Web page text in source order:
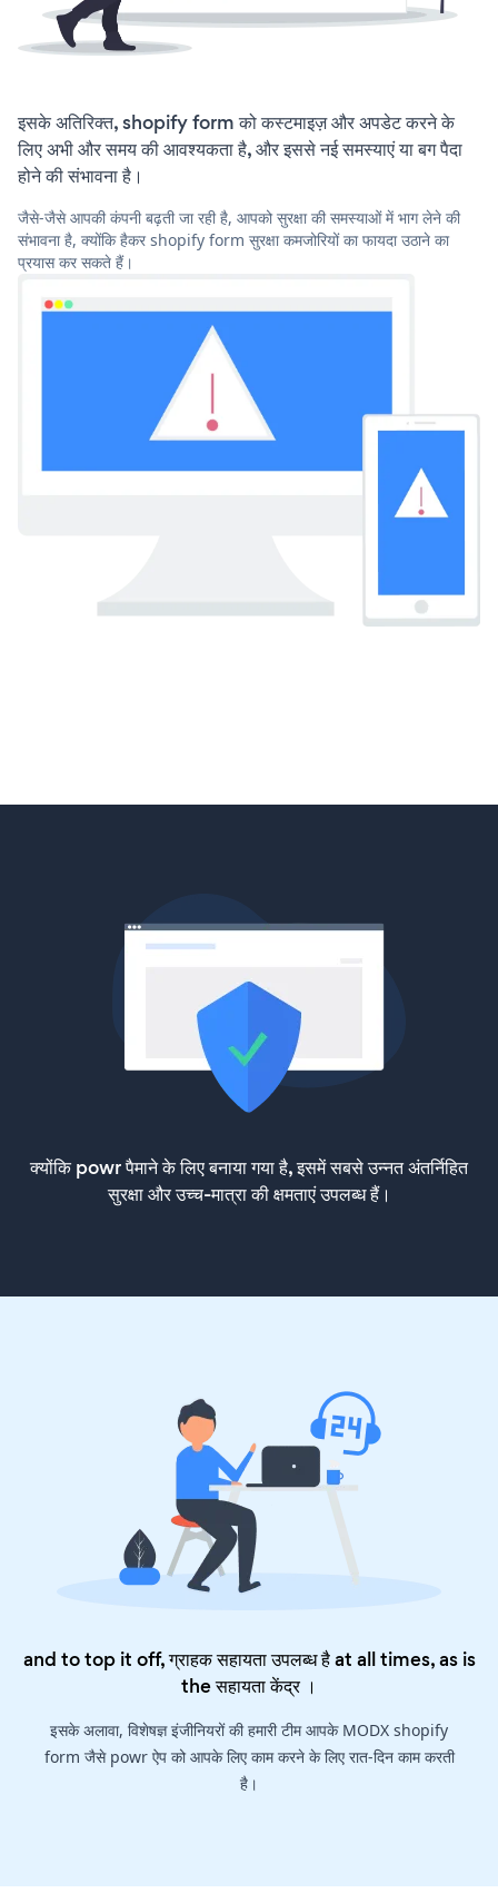
इसके अतिरिक्त, shopify form को कस्टमाइज़ और अपडेट करने के
लिए अभी और समय की आवश्यकता है, और इससे नई समस्याएं या बग पैदा
होने की संभावना है।
जैसे-जैसे आपकी कंपनी बढ़ती जा रही है, आपको सुरक्षा की समस्याओं में भाग लेने की
संभावना है, क्योंकि हैकर shopify form सुरक्षा कमजोरियों का फायदा उठाने का
प्रयास कर सकते हैं।
क्योंकि powr पैमाने के लिए बनाया गया है, इसमें सबसे उन्नत अंतर्निहित
सुरक्षा और उच्च-मात्रा की क्षमताएं उपलब्ध हैं।
and to top it off, ग्राहक सहायता उपलब्ध है at all times, as is
theसहायता केंद्र।
इसके अलावा, विशेषज्ञ इंजीनियरों की हमारी टीम आपके MODX shopify
form जैसे powr ऐप को आपके लिए काम करने के लिए रात-दिन काम करती
है।